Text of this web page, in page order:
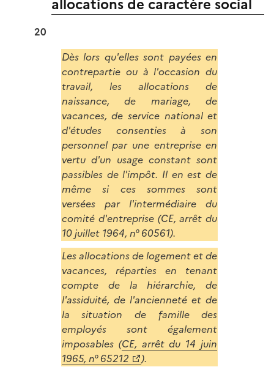
20
Dès lors qu'elles sont payées en
contrepartie ou à l'occasion du
travail, les allocations de
naissance, de mariage, de
vacances, de service national et
d'études consenties à son
personnel par une entreprise en
vertu d'un usage constant sont
passibles de l'impôt. Il en est de
même si ces sommes sont
versées par l'intermédiaire du
comité d'entreprise (CE, arrêt du
10 juillet 1964, n° 60561).
Les allocations de logement et de
vacances, réparties en tenant
compte de la hiérarchie, de
l'assiduité, de l'ancienneté et de
la situation de famille des
employés sont également
imposables (CE, arrêt du 14 juin
1965, n° 65212
).